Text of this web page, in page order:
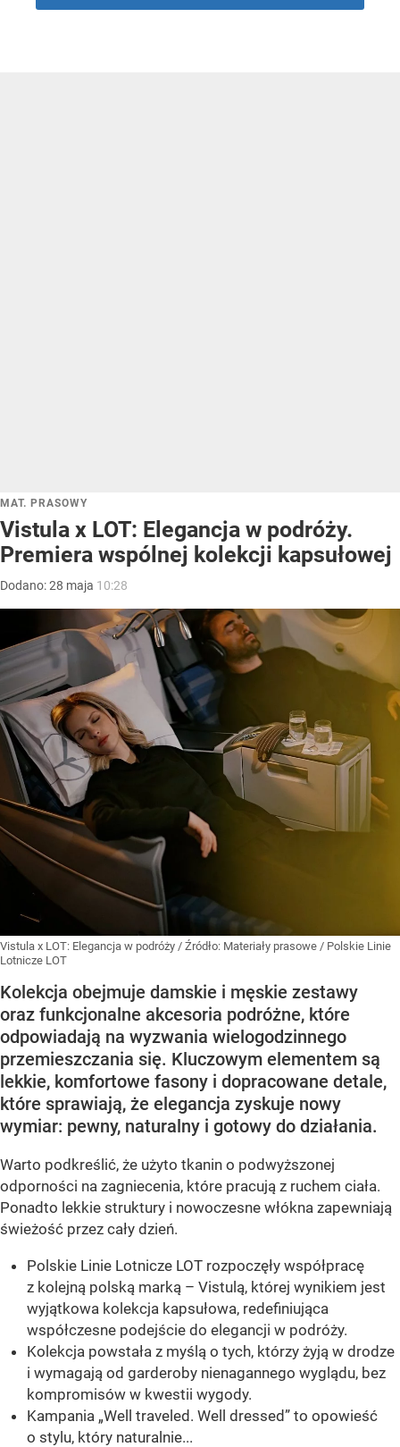
MAT. PRASOWY
Vistula x LOT: Elegancja w podróży.
Premiera wspólnej kolekcji kapsułowej
Dodano:28 maja 10:28
Vistula x LOT: Elegancja w podróży / Źródło: Materiały prasowe / Polskie Linie
Lotnicze LOT
Kolekcja obejmuje damskie i męskie zestawy
oraz funkcjonalne akcesoria podróżne, które
odpowiadają na wyzwania wielogodzinnego
przemieszczania się. Kluczowym elementem są
lekkie, komfortowe fasony i dopracowane detale,
które sprawiają, że elegancja zyskuje nowy
wymiar: pewny, naturalny i gotowy do działania.
Warto podkreślić, że użyto tkanin o podwyższonej
odporności na zagniecenia, które pracują z ruchem ciała.
Ponadto lekkie struktury i nowoczesne włókna zapewniają
świeżość przez cały dzień.
Polskie Linie Lotnicze LOT rozpoczęły współpracę
z kolejną polską marką – Vistulą, której wynikiem jest
wyjątkowa kolekcja kapsułowa, redefiniująca
współczesne podejście do elegancji w podróży.
Kolekcja powstała z myślą o tych, którzy żyją w drodze
i wymagają od garderoby nienagannego wyglądu, bez
kompromisów w kwestii wygody.
Kampania „Well traveled. Well dressed” to opowieść
o stylu, który naturalnie...